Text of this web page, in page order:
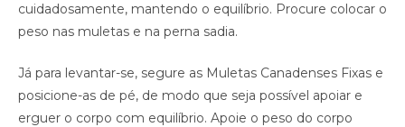
cuidadosamente, mantendo o equilíbrio. Procure colocar o
peso nas muletas e na perna sadia.
Já para levantar-se, segure as Muletas Canadenses Fixas e
posicione-as de pé, de modo que seja possível apoiar e
erguer o corpo com equilíbrio. Apoie o peso do corpo